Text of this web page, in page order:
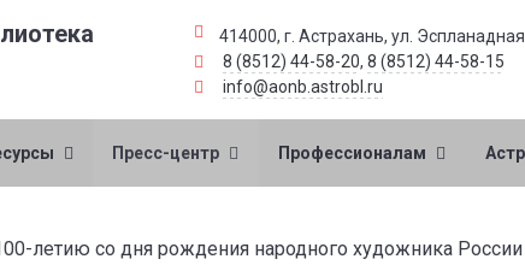
414000, г. Астрахань, ул.
8 (8512) 44-58-20, 8 (8512) 44-58-15
info@aonb.astrobl.ru
Пресс-центр Профессионалам
летию со дня рождения народного художника